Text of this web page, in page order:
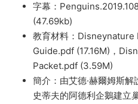
字幕：
(47.69kb)
教育材料：
Guide.pdf (17.16M)，
Packet.pdf (3.59M)
簡介：由艾德·赫爾姆斯
史蒂夫的阿德利企鵝建立